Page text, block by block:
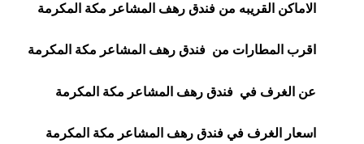
الاماكن القريبه من فندق رهف المشاعر مكة المكرمة
اقرب المطارات من فندق رهف المشاعر مكة المكرمة
عن الغرف في فندق رهف المشاعر مكة المكرمة
اسعار الغرف في فندق رهف المشاعر مكة المكرمة